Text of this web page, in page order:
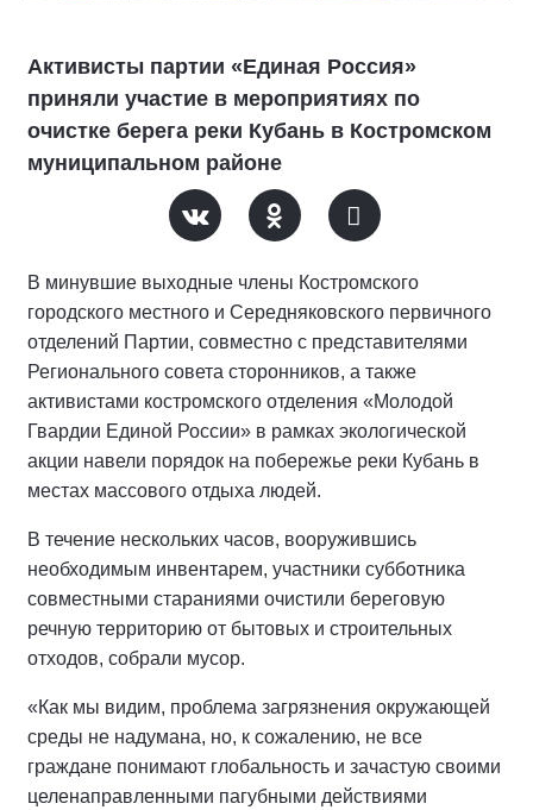
Активисты партии «Единая Россия»
приняли участие в мероприятиях по
очистке берега реки Кубань в Костромском
муниципальном районе
В минувшие выходные члены Костромского
городского местного и Середняковского первичного
отделений Партии, совместно с представителями
Регионального совета сторонников, а также
активистами костромского отделения «Молодой
Гвардии Единой России» в рамках экологической
акции навели порядок на побережье реки Кубань в
местах массового отдыха людей.
В течение нескольких часов, вооружившись
необходимым инвентарем, участники субботника
совместными стараниями очистили береговую
речную территорию от бытовых и строительных
отходов, собрали мусор.
«Как мы видим, проблема загрязнения окружающей
среды не надумана, но, к сожалению, не все
граждане понимают глобальность и зачастую своими
целенаправленными пагубными действиями